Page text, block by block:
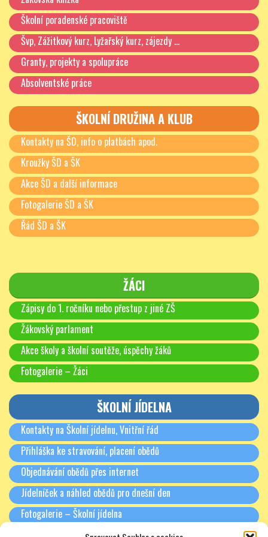
Školní poradenské pracoviště
Švp, Zážitkový kurz, Lyžařský kurz, zájezdy …
Granty, projekty a spolupráce
Absolventské práce
ŠKOLNÍ DRUŽINA A KLUB
Kontakty na ŠD, info o platbách apod.
Kroužky ŠD a ŠK
Akce ŠD a další informace
Fotogalerie ŠD a ŠK
Řád ŠD a ŠK
ŽÁCI
Zápisy do 1. ročníku nebo přestup z jiné ZŠ
Žákovský parlament
Akce školy a školní soutěže, úspěchy žáků
Fotogalerie – Žáci
ŠKOLNÍ JÍDELNA
Kontakty na Školní jídelnu, Vnitřní řád
Přihláška ke stravování, placení obědů
Objednávání obědů přes internet
Jídelníček a náhled obědů pro dnešní den
Fotogalerie – Školní jídelna